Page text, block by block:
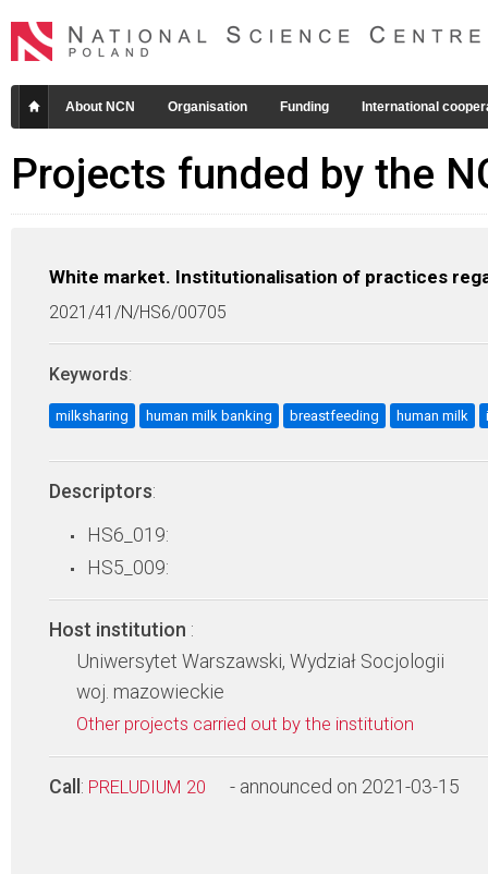
About NCN Organisation Funding International
Projects funded by the
White market. Institutionalisation of practices
2021/41/N/HS6/00705
Keywords:
milksharing human milk banking breastfeeding human milk
Descriptors:
HS6_019:
HS5_009:
Host institution :
Uniwersytet Warszawski, Wydział Socjologii
woj. mazowieckie
Other projects carried out by the institution
Call : PRELUDIUM 20 - announced on 2021-03-15